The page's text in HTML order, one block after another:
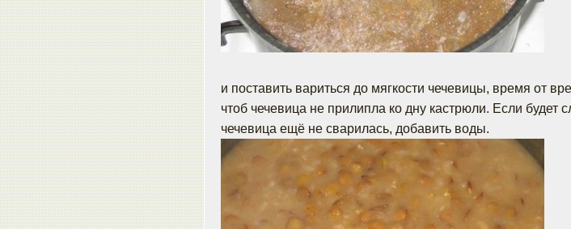
и поставить вариться до мягкости чечевицы, время от
чтоб чечевица не прилипла ко дну кастрюли. Если будет
чечевица ещё не сварилась, добавить воды.